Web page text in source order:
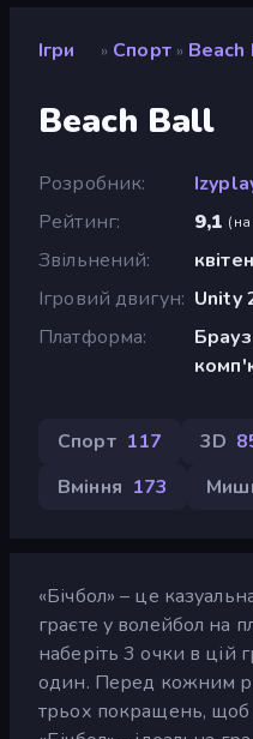
Ігри » Спорт » Beach
Beach Ball
Розробник
Рейтинг
9,1 (
Звільнений
Ігровий двигун Unity
Платформа
Спорт 117 3D
Вміння 173
«Бічбол» – це
граєте у волейбол на
наберіть 3 очки в цій
один. Перед кожним
трьох покращень, щоб